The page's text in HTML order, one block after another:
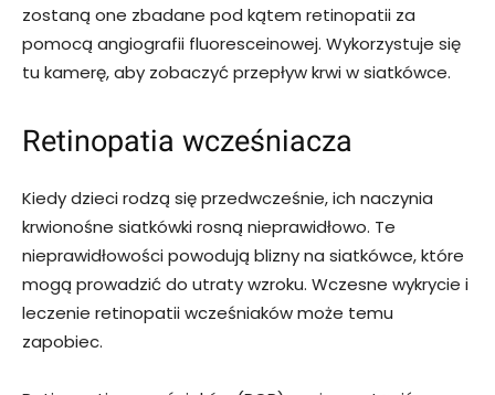
zostaną one zbadane pod kątem retinopatii za
pomocą angiografii fluoresceinowej. Wykorzystuje się
tu kamerę, aby zobaczyć przepływ krwi w siatkówce.
Retinopatia wcześniacza
Kiedy dzieci rodzą się przedwcześnie, ich naczynia
krwionośne siatkówki rosną nieprawidłowo. Te
nieprawidłowości powodują blizny na siatkówce, które
mogą prowadzić do utraty wzroku. Wczesne wykrycie i
leczenie retinopatii wcześniaków może temu
zapobiec.